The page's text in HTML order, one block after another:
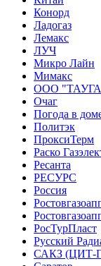
Конорд
Ладогаз
Лемакс
ЛУЧ
Микро Лайн
Мимакс
ООО
Очаг
Погода в
Политэк
ПроксиТерм
Раско
Ресанта
РЕСУРС
Россия
РосТурПласт
Русский
САКЗ